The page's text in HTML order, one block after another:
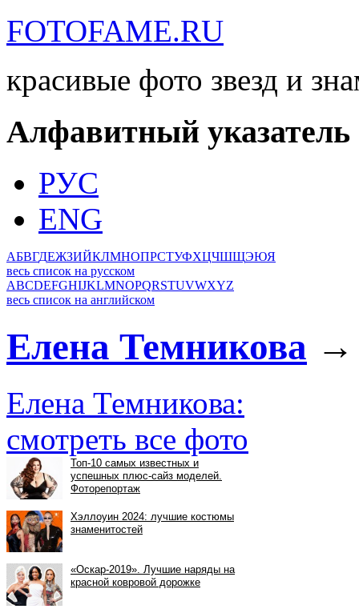
FOTOFAME.RU
красивые фото звезд и
Алфавитный указатель
РУС
ENG
АБВГДЕЖЗИЙКЛМНОПРСТУФХЦЧШЩЭЮЯ
весь список на русском
ABCDEFGHIJKLMNOPQRSTUVWXYZ
весь список на английском
Елена Темникова →
Елена Темникова:
смотреть все фото